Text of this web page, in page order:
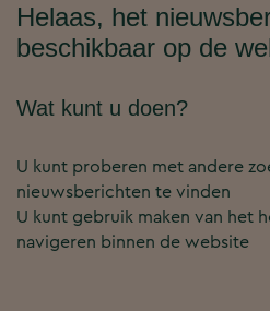
Helaas, het
beschikbaar op de
Wat kunt u doen?
U kunt proberen met andere
nieuwsberichten te vinden
U kunt gebruik maken van het
navigeren binnen de website